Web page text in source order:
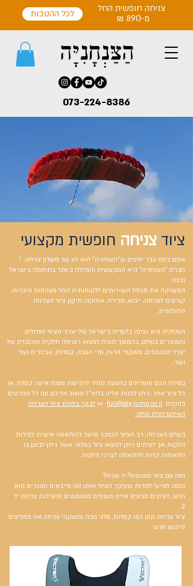
073-224-8386
לכל ההטבות
צניחה חופשית החל
מ-890 ₪
ציוד צניחה חופשית מקצועי
אתם בטח כבר יודעים ש"הצנחניה" הוא לא עוד מעודון צניחה..!
חברת "הצנחניה" היא המקצועית והגדולה ביותר בתחומה בישראל
וככזו
המעניקה את מכלול השירותים ללקוחותיה החל מצניחות היכרות,
קורסים לצניחה, ייבוא, מכירה, אחזקה, תיקון ציוד הצניחה
החופשית.
הצנחניה היא נציגה בלעדית בישראל של יצרני הציוד הגדולים
והמוכרים בעולם, בהמשך תוכלו למצוא רשימה חלקית ומכובדת של
יצרני המצנחים, משקפי הרוח, מדי הגובה, קסדות, אביזרים ועוד
ועוד..
במידה ונכם מעוניינים בהצעת מחיר לרכישת מצנח אישי, קסדה, או
כל ציוד אחר, ניתן לפנות אלינו בדוא"ל ונשוב אליכם עם כל הפרטים
בהקדם: fun@sky-jump.co.il או לבקר בחנות ציוד הצניחה
האינטרנטית שלנו.
בעולם הצניחה, רב הציוד הנמכר מיוצר בהתאמה אישית למידות
הלקוח, אך לעיתים ניתן למצוא ציוד במלאי אשר ניתן לבצע בו
התאמות קלות להתאמה לצרכי הלקוח.
ומה עם ציוד משומש? יד שניה?
ננסה לסייע! למרות שעיקר הציוד אותו אנו מייבאים ומוכרים הוא
חדש, לעיתים מגיעים אלינו מצנחים משומשים ומערכות צניחה יד
2.
ציוד צניחה קטן כמו קסדות, מדגי גובה ומשקפי צניחה אנו ממליצים
לרכוש חדש.